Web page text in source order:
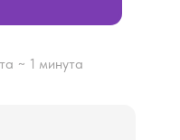
~ 1 минута